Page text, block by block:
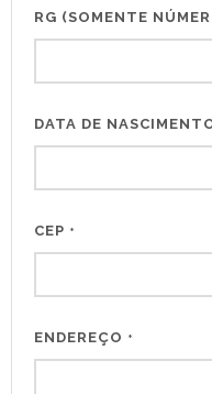
RG (SOMENTE
DATA DE
CEP *
ENDEREÇO *